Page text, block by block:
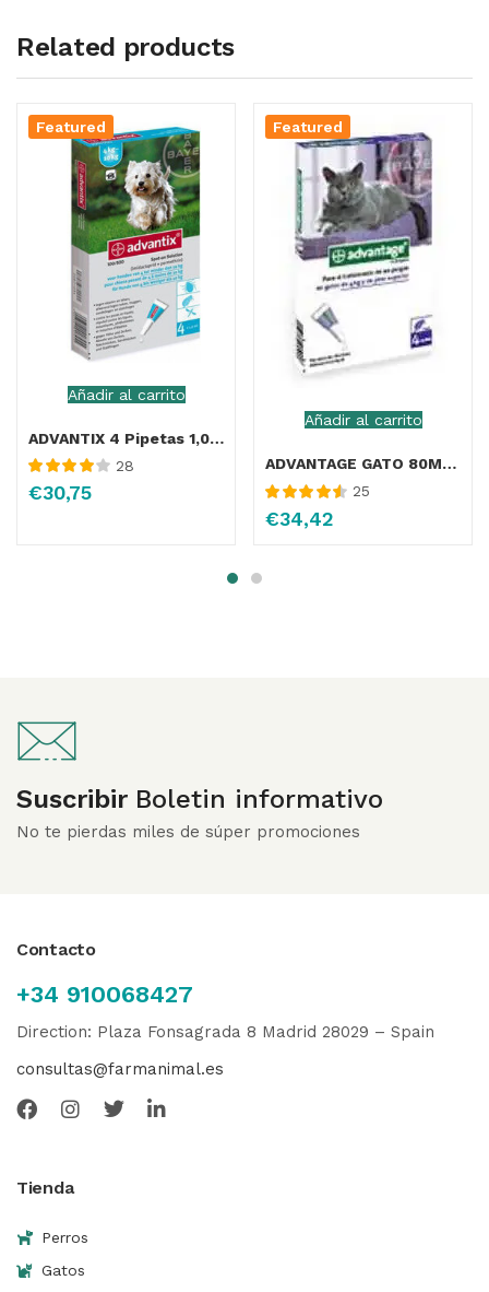
Related products
Añadir al carrito
Featured
ADVANTIX 4 Pipetas 1,0ML (4-10Kg)
Valorado
con4.07 de
28
€30,75
Añadir al carrito
Featured
ADVANTAGE GATO 80MG GATO +4KG 4PIP
Valorado con
4.58de 5
25
€34,42
Suscribir Boletin informativo
No te pierdas miles de súper promociones
Contacto
+34 910068427
Direction: Plaza Fonsagrada 8 Madrid 28029 – Spain
consultas@farmanimal.es
Tienda
Perros
Gatos